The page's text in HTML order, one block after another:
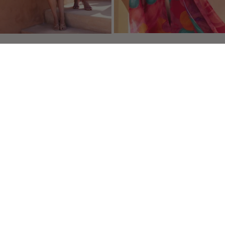
de confidentialité, en garantissant la conformité avec